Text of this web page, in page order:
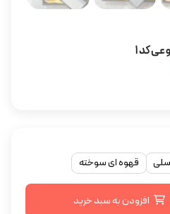
کد ۱
قهوه ای سوخته
افزودن به سبد خرید